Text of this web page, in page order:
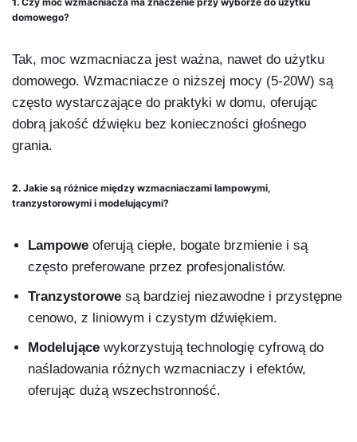
domowego?
Tak, moc wzmacniacza jest ważna, nawet do użytku
domowego. Wzmacniacze o niższej mocy (5-20W) są
często wystarczające do praktyki w domu, oferując
dobrą jakość dźwięku bez konieczności głośnego
grania.
2. Jakie są różnice między wzmacniaczami lampowymi,
tranzystorowymi i modelującymi?
Lampowe oferują ciepłe, bogate brzmienie i są
często preferowane przez profesjonalistów.
Tranzystorowe są bardziej niezawodne i przystępne
cenowo, z liniowym i czystym dźwiękiem.
Modelujące wykorzystują technologię cyfrową do
naśladowania różnych wzmacniaczy i efektów,
oferując dużą wszechstronność.